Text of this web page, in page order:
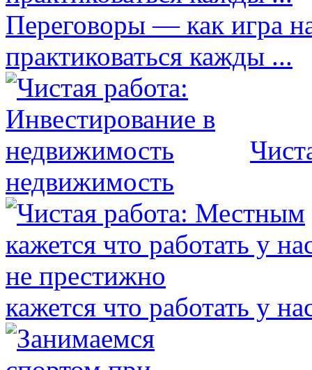
Переговоры — как игра
практиковаться кажды ...
недвижимость
кажется что работать у